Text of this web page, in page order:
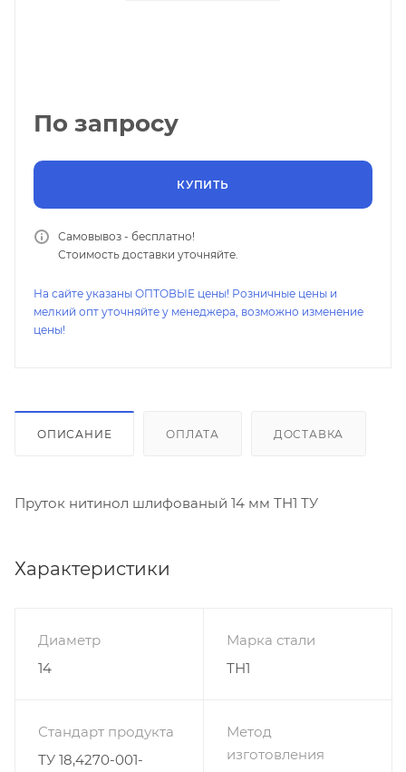
По запросу
КУПИТЬ
Самовывоз - бесплатно!
Стоимость доставки уточняйте.
На сайте указаны ОПТОВЫЕ цены! Розничные цены и
мелкий опт уточняйте у менеджера, возможно изменение
цены!
ОПИСАНИЕ ОПЛАТА ДОСТАВКА
Пруток нитинол шлифованый 14 мм ТН1 ТУ
Характеристики
Диаметр
14
Марка стали
ТН1
Стандарт продукта
ТУ 18,4270-001-
Метод
изготовления